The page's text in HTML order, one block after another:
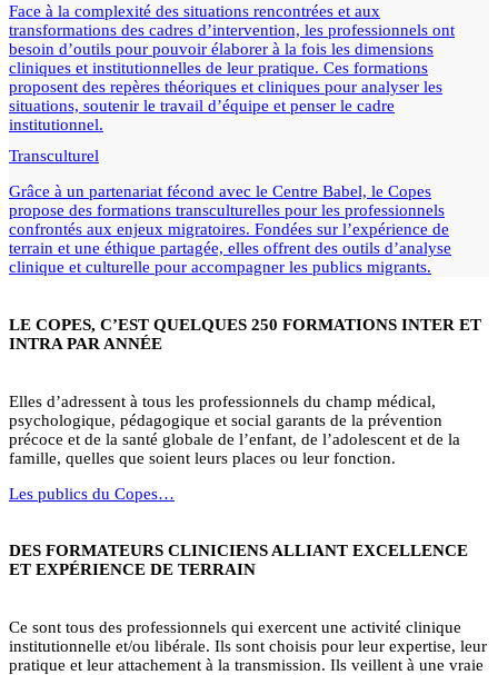
Face à la complexité des situations rencontrées et aux
transformations des cadres d’intervention, les professionnels ont
besoin d’outils pour pouvoir élaborer à la fois les dimensions
cliniques et institutionnelles de leur pratique. Ces formations
proposent des repères théoriques et cliniques pour analyser les
situations, soutenir le travail d’équipe et penser le cadre
institutionnel.
Transculturel
Grâce à un partenariat fécond avec le Centre Babel, le Copes
propose des formations transculturelles pour les professionnels
confrontés aux enjeux migratoires. Fondées sur l’expérience de
terrain et une éthique partagée, elles offrent des outils d’analyse
clinique et culturelle pour accompagner les publics migrants.
LE COPES, C’EST QUELQUES 250 FORMATIONS INTER ET
INTRA PAR ANNÉE
Elles d’adressent à tous les professionnels du champ médical,
psychologique, pédagogique et social garants de la prévention
précoce et de la santé globale de l’enfant, de l’adolescent et de la
famille, quelles que soient leurs places ou leur fonction.
Les publics du Copes…
DES FORMATEURS CLINICIENS ALLIANT EXCELLENCE
ET EXPÉRIENCE DE TERRAIN
Ce sont tous des professionnels qui exercent une activité clinique
institutionnelle et/ou libérale. Ils sont choisis pour leur expertise, leur
pratique et leur attachement à la transmission. Ils veillent à une vraie